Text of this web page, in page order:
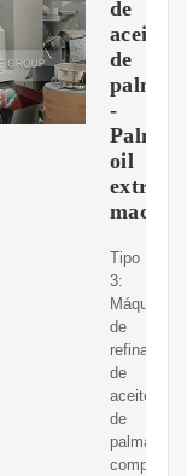
de
aceite
de
palma
-
Palm
oil
Tipo
3:
Máquina
de
refinación
de
aceite
de
palma